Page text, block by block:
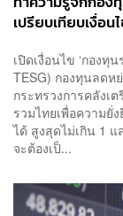
เปรียบเทียบเงื่อน
เปิดเงื่อนไข ‘กองทุ
TESG) กองทุนลดห
กระทรวงการคลังเ
รวมไทยเพื่อความยั่
ได้ สูงสุดไม่เกิน 1
จะต้องเป็...